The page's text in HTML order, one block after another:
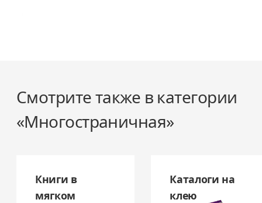
Смотрите также в категории
«Многостраничная»
Книги в
мягком
Каталоги на
клею